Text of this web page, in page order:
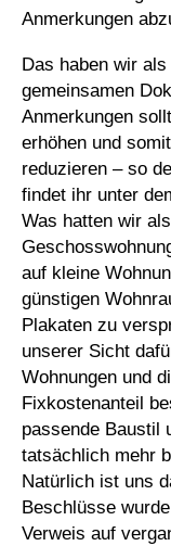
Anmerkungen
Das haben wir
gemeinsamen
Anmerkungen
erhöhen und
reduzieren – so
findet ihr unter
Was hatten wir
auf kleine
günstigen
Plakaten zu
unserer Sicht
Wohnungen und
Fixkostenanteil
passende Baustil
tatsächlich mehr
Natürlich ist uns
Beschlüsse
Verweis auf